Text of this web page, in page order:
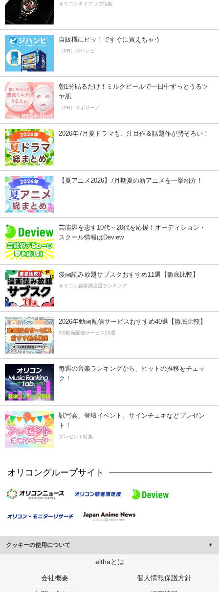
オリコンタイアップ特集
自販機にピッ！ですぐに買えちゃう
（PR）ジハンピ
朝1分貼るだけ！ミルクピールで一日中ずっとうるツ
ヤ肌
（PR）サボリーノ
2026年7月夏ドラマも、注目作＆話題作が勢ぞろい！
【夏アニメ2026】7月期夏の新アニメを一挙紹介！
芸能界を志す10代～20代を応援！オーディション・
スクール情報はDeview
漫画読み放題サブスクおすすめ11選【徹底比較】
オリコン顧客満足度ランキング
2026年動画配信サービスおすすめ40選【徹底比較】
CS動画配信サービス20選
毎週の音楽ランキングから、ヒットの推移をチェッ
ク！
試写会、登壇イベント、サインチェキなどプレゼン
ト！
プレゼント特集
オリコングループサイト
クッキーの使用について
このサイトでは Cookie を使用して、ユーザーに合わせたコンテンツや広告の
行っています。
elthaとは
会社概要 個人情報保護方針